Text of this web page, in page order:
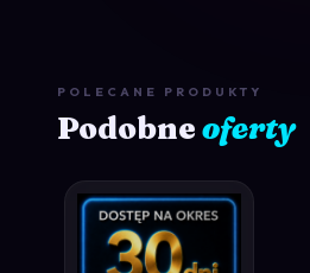
POLECANE PRODUKTY
Podobneoferty